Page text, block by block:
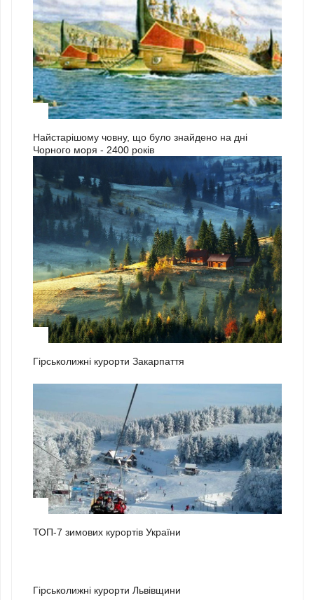
Найстарішому човну, що було знайдено на дні
Чорного моря - 2400 років
Гірськолижні курорти Закарпаття
ТОП-7 зимових курортів України
Гірськолижні курорти Львівщини